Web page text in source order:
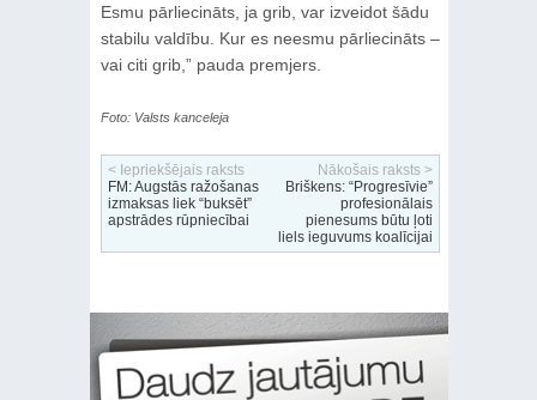
Esmu pārliecināts, ja grib, var izveidot šādu
stabilu valdību. Kur es neesmu pārliecināts –
vai citi grib,” pauda premjers.
Foto: Valsts kanceleja
< Iepriekšējais raksts
FM: Augstās ražošanas
izmaksas liek “buksēt”
apstrādes rūpniecībai
Nākošais raksts >
Briškens: “Progresīvie”
profesionālais
pienesums būtu ļoti
liels ieguvums koalīcijai